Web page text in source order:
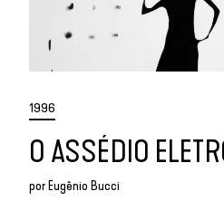
1996
O ASSÉDIO
porEugênio Bucci